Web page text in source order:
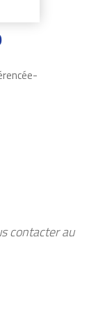
contacter au